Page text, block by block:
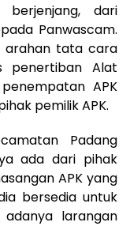
dari
Panwascam.
arahan tata cara
penertiban Alat
APK
pemilik APK.
Padang
ada dari pihak
APK yang
bersedia untuk
larangan